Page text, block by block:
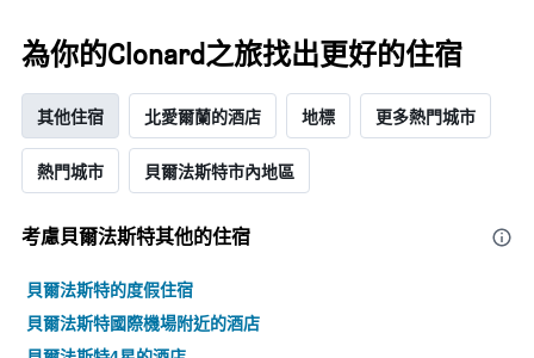
各
天
圖
表
具
有
1
條
Y
顯
示
房
為你的Clonard之旅找出更好的住宿
其他住宿 北愛爾蘭的酒店 地標 更多熱門城市
熱門城市 貝爾法斯特市內地區
考慮貝爾法斯特​其他的住宿
貝爾法斯特的度假住宿
貝爾法斯特國際機場附近的酒店